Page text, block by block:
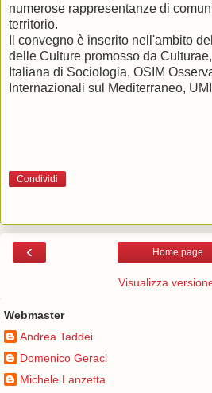
numerose rappresentanze di
territorio.
Il convegno è inserito nell'ambito
delle Culture promosso da
Italiana di Sociologia, OSIM
Internazionali sul Mediterraneo,
Condividi
‹ Home page
Visualizza
Webmaster
Andrea Taddei
Domenico Geraci
Michele Lanzetta